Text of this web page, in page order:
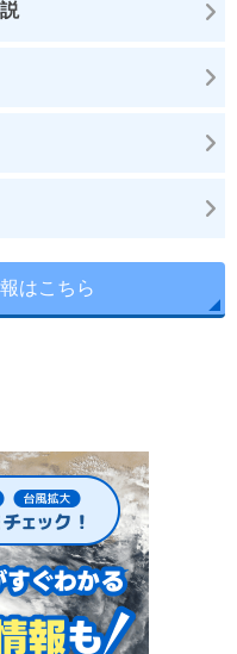
はこちら